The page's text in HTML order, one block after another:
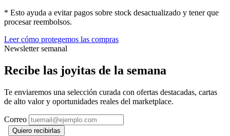
* Esto ayuda a evitar pagos sobre stock desactualizado y tener que
procesar reembolsos.
Leer cómo protegemos las compras
Newsletter semanal
Recibe las joyitas de la semana
Te enviaremos una selección curada con ofertas destacadas, cartas
de alto valor y oportunidades reales del marketplace.
Correo
Quiero recibirlas